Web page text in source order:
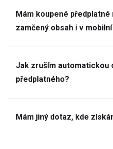
Mám koupené
zamčený obsah i v
Jak zruším automatickou
předplatného?
Mám jiný dotaz, kde